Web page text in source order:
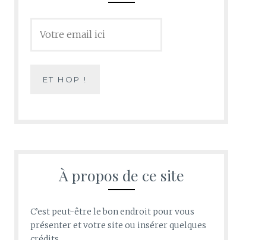
À propos de ce site
C’est peut-être le bon endroit pour vous
présenter et votre site ou insérer quelques